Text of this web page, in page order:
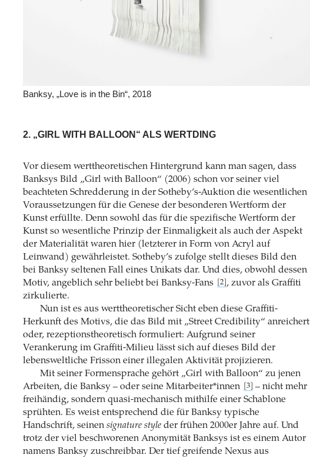
Banksy, „Love is in the Bin“, 2018
2. „GIRL WITH BALLOON“ ALS WERTDING
Vor diesem werttheoretischen Hintergrund kann man sagen, dass
Banksys Bild „Girl with Balloon“ (2006) schon vor seiner viel
beachteten Schredderung in der Sotheby’s-Auktion die wesentlichen
Voraussetzungen für die Genese der besonderen Wertform der
Kunst erfüllte. Denn sowohl das für die spezifische Wertform der
Kunst so wesentliche Prinzip der Einmaligkeit als auch der Aspekt
der Materialität waren hier (letzterer in Form von Acryl auf
Leinwand) gewährleistet. Sotheby’s zufolge stellt dieses Bild den
bei Banksy seltenen Fall eines Unikats dar. Und dies, obwohl dessen
Motiv, angeblich sehr beliebt bei Banksy-Fans
[2] , zuvor als Graffiti
zirkulierte.
Nun ist es aus werttheoretischer Sicht eben diese Graffiti-
Herkunft des Motivs, die das Bild mit „Street Credibility“ anreichert
oder, rezeptionstheoretisch formuliert: Aufgrund seiner
Verankerung im Graffiti-Milieu lässt sich auf dieses Bild der
lebensweltliche Frisson einer illegalen Aktivität projizieren.
Mit seiner Formensprache gehört „Girl with Balloon“ zu jenen
Arbeiten, die Banksy – oder seine Mitarbeiter*innen
[3]
– nicht mehr
freihändig, sondern quasi-mechanisch mithilfe einer Schablone
sprühten. Es weist entsprechend die für Banksy typische
Handschrift, seinen signature styleder frühen 2000er Jahre auf. Und
trotz der viel beschworenen Anonymität Banksys ist es einem Autor
namens Banksy zuschreibbar. Der tief greifende Nexus aus